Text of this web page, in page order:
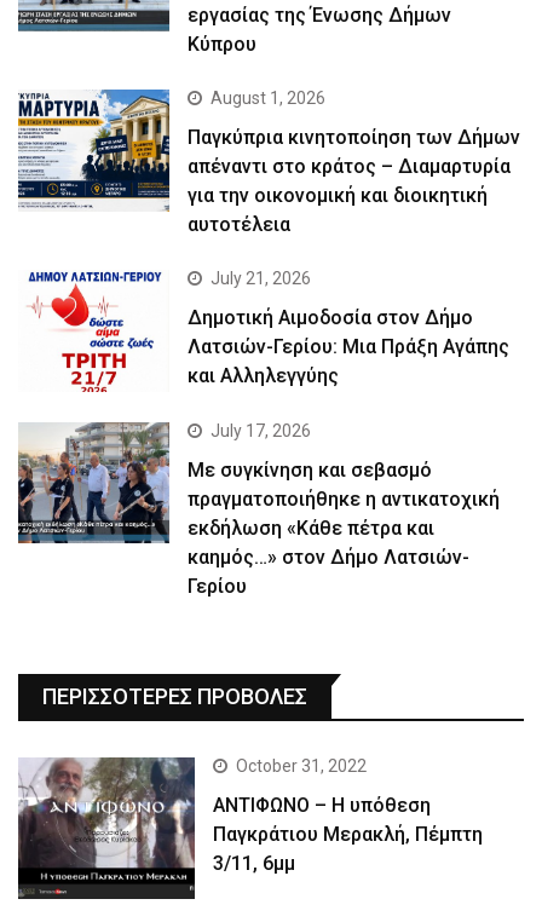
εργασίας της Ένωσης Δήμων
Κύπρου
August 1, 2026
Παγκύπρια κινητοποίηση των Δήμων
απέναντι στο κράτος – Διαμαρτυρία
για την οικονομική και διοικητική
αυτοτέλεια
July 21, 2026
Δημοτική Αιμοδοσία στον Δήμο
Λατσιών-Γερίου: Μια Πράξη Αγάπης
και Αλληλεγγύης
July 17, 2026
Με συγκίνηση και σεβασμό
πραγματοποιήθηκε η αντικατοχική
εκδήλωση «Κάθε πέτρα και
καημός…» στον Δήμο Λατσιών-
Γερίου
ΠΕΡΙΣΣΟΤΕΡΕΣ ΠΡΟΒΟΛΕΣ
October 31, 2022
ΑΝΤΙΦΩΝΟ – Η υπόθεση
Παγκράτιου Μερακλή, Πέμπτη
3/11, 6μμ